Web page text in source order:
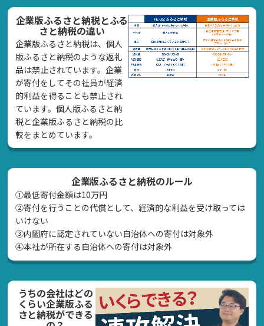
企業版ふるさと納税とふる
さと納税の違い
企業版ふるさと納税は、個人
版ふるさと納税のような返礼
品は禁止されています。企業
が寄付をしてその社員が経済
的利益を得ることも禁止され
ています。個人版ふるさと納
税と企業版ふるさと納税の比
較をまとめています。
企業版ふるさと納税のルール
①最低寄付金額は10万円
②寄付を行うことの代償として、経済的な利益を受け取っては
いけない
➂内閣府に認定されていない自治体への寄付は対象外
④本社が所在する自治体への寄付は対象外
うちの会社はどの
くらい企業版ふる
さと納税ができる